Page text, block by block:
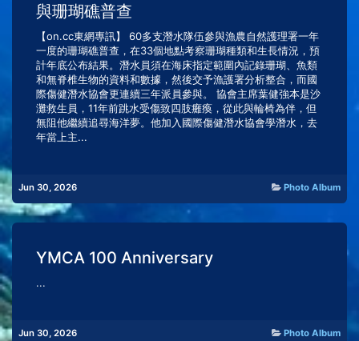
與珊瑚礁普查
【on.cc東網專訊】 60多支潛水隊伍參與漁農自然護理署一年
一度的珊瑚礁普查，在33個地點考察珊瑚種類和生長情況，預
計年底公布結果。潛水員須在海床指定範圍內記錄珊瑚、魚類
和無脊椎生物的資料和數據，然後交予漁護署分析整合，而國
際傷健潛水協會更連續三年派員參與。 協會主席葉健強本是沙
灘救生員，11年前跳水受傷致四肢癱瘓，從此與輪椅為伴，但
無阻他繼續追尋海洋夢。他加入國際傷健潛水協會學潛水，去
年當上主...
Jun 30, 2026 Photo Album
YMCA 100 Anniversary
...
Jun 30, 2026 Photo Album